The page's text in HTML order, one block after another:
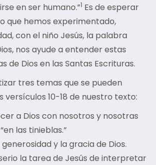
en ser humano.”1 Es de esperar
que hemos experimentado,
con el niño Jesús, la palabra
nos ayude a entender estas
de Dios en las Santas Escrituras.
tres temas que se pueden
versículos 10-18 de nuestro texto:
a Dios con nosotros y nosotras
las tinieblas.”
y la gracia de Dios.
la tarea de Jesús de interpretar